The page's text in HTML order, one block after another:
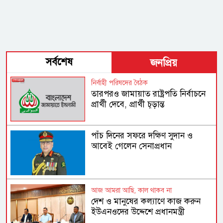
সর্বশেষ জনপ্রিয়
নির্বাহী পরিষদের বৈঠক
তারপরও জামায়াত রাষ্ট্রপতি নির্বাচনে
প্রার্থী দেবে, প্রার্থী চূড়ান্ত
পাঁচ দিনের সফরে দক্ষিণ সুদান ও
আবেই গেলেন সেনাপ্রধান
আজ আমরা আছি, কাল থাকব না
দেশ ও মানুষের কল্যাণে কাজ করুন
ইউএনওদের উদ্দেশে প্রধানমন্ত্রী